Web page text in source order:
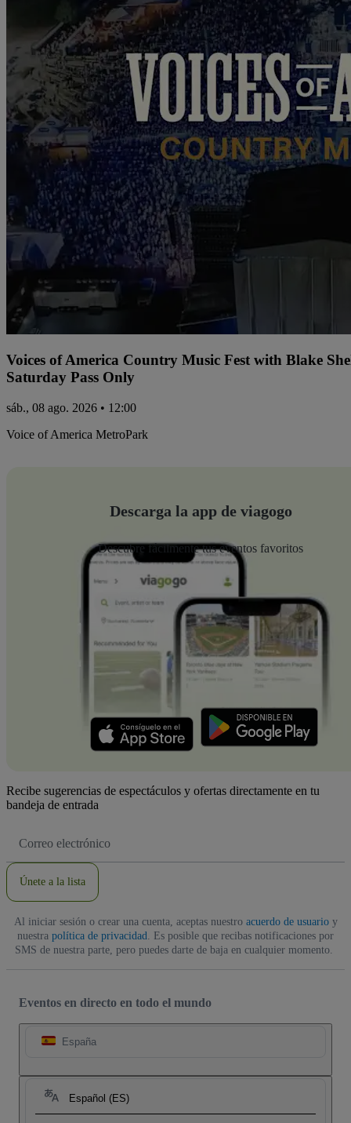
Voices of America Country Music Fest with Blake
Saturday Pass Only
sáb., 08 ago. 2026 • 12:00
Voice of America MetroPark
Descarga la app de viagogo
Descubre fácilmente tus eventos favoritos
Recibe sugerencias de espectáculos y ofertas directamente en tu
bandeja de entrada
de
Únete a la lista
Al iniciar sesión o crear una cuenta, aceptas nuestro acuerdo de usuarioy
nuestra política de privacidad. Es posible que recibas notificaciones por
SMS de nuestra parte, pero puedes darte de baja en cualquier momento.
Eventos en directo en todo el mundo
España
Español (ES)